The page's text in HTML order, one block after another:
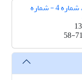
دوره 2، شماره 4 - شماره
58-71